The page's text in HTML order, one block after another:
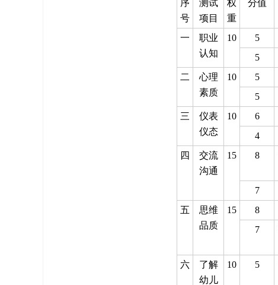
序
号
测试
项目
权
重
分值
一
职业
认知
10 5
5
二
心理
素质
10 5
5
三
仪表
仪态
10 6
4
四
交流
沟通
15 8
7
五
思维
品质
15 8
7
六
了解
幼儿
10 5